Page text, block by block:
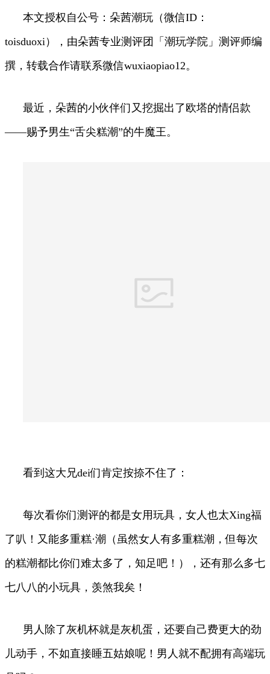
本文授权自公号：朵茜潮玩（微信ID：
toisduoxi），由朵茜专业测评团「潮玩学院」测评师编
撰，转载合作请联系微信wuxiaopiao12。
最近，朵茜的小伙伴们又挖掘出了欧塔的情侣款
——赐予男生“舌尖糕潮”的牛魔王。
看到这大兄dei们肯定按捺不住了：
每次看你们测评的都是女用玩具，女人也太Xing福
了叭！又能多重糕·潮（虽然女人有多重糕潮，但每次
的糕潮都比你们难太多了，知足吧！），还有那么多七
七八八的小玩具，羡煞我矣！
男人除了灰机杯就是灰机蛋，还要自己费更大的劲
儿动手，不如直接睡五姑娘呢！男人就不配拥有高端玩